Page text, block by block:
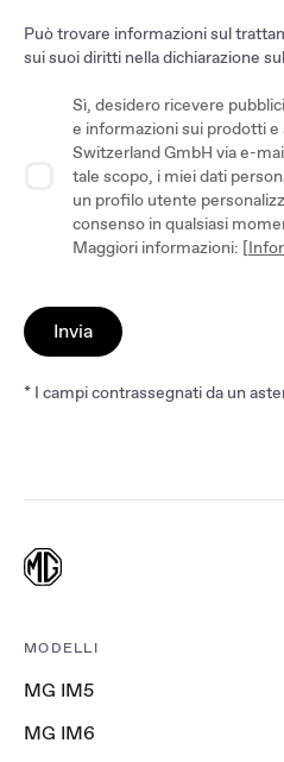
Può trovare informazioni sul
sui suoi diritti nella dichiarazione
Sì, desidero ricevere
e informazioni sui prodotti
Switzerland GmbH via e-
tale scopo, i miei dati
un profilo utente
consenso in qualsiasi
Maggiori informazioni: [
Invia
* I campi contrassegnati da un
MODELLI
MG IM5
MG IM6